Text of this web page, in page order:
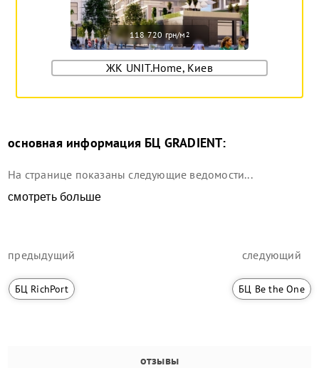
118 720 грн/м 2
ЖК UNIT.Home, Киев
основная информация БЦ GRADIENT:
На странице показаны следующие ведомости...
смотреть больше
предыдущий
БЦ RichPort
следующий
БЦ Be the One
отзывы